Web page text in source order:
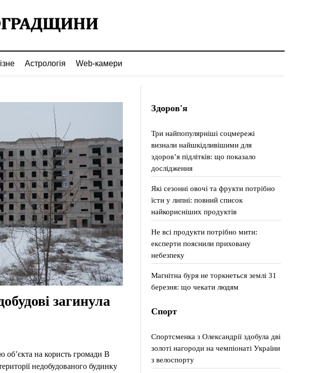
Астрологія Web-камери
загинула
об’єкта на користь громади В
недобудованого будинку
Здоров'я
Три найпопулярніші соцмережі
визнали найшкідливішими для
здоров’я підлітків: що показало
дослідження
Які сезонні овочі та фрукти потрібно
їсти у липні: повний список
найкорисніших продуктів
Не всі продукти потрібно мити:
експерти пояснили приховану
небезпеку
Магнітна буря не торкнеться землі 31
березня: що чекати людям
Спорт
Спортсменка з Олександрії здобула дві
золоті нагороди на чемпіонаті України
з велоспорту